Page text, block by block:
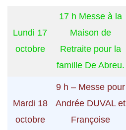
Lundi 17
octobre
17 h Messe à la
Maison de
Retraite pour la
famille De Abreu.
Mardi 18
octobre
9 h – Messe pour
Andrée DUVAL et
Françoise